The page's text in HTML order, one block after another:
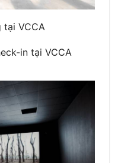
tại VCCA
in tại VCCA